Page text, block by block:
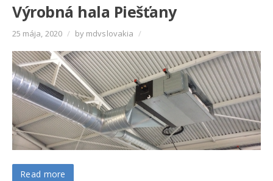
Výrobná hala Piešťany
25 mája, 2020 / by mdvslovakia /
Read more